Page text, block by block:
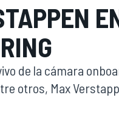
MOTO
de la cámara
otros, Max